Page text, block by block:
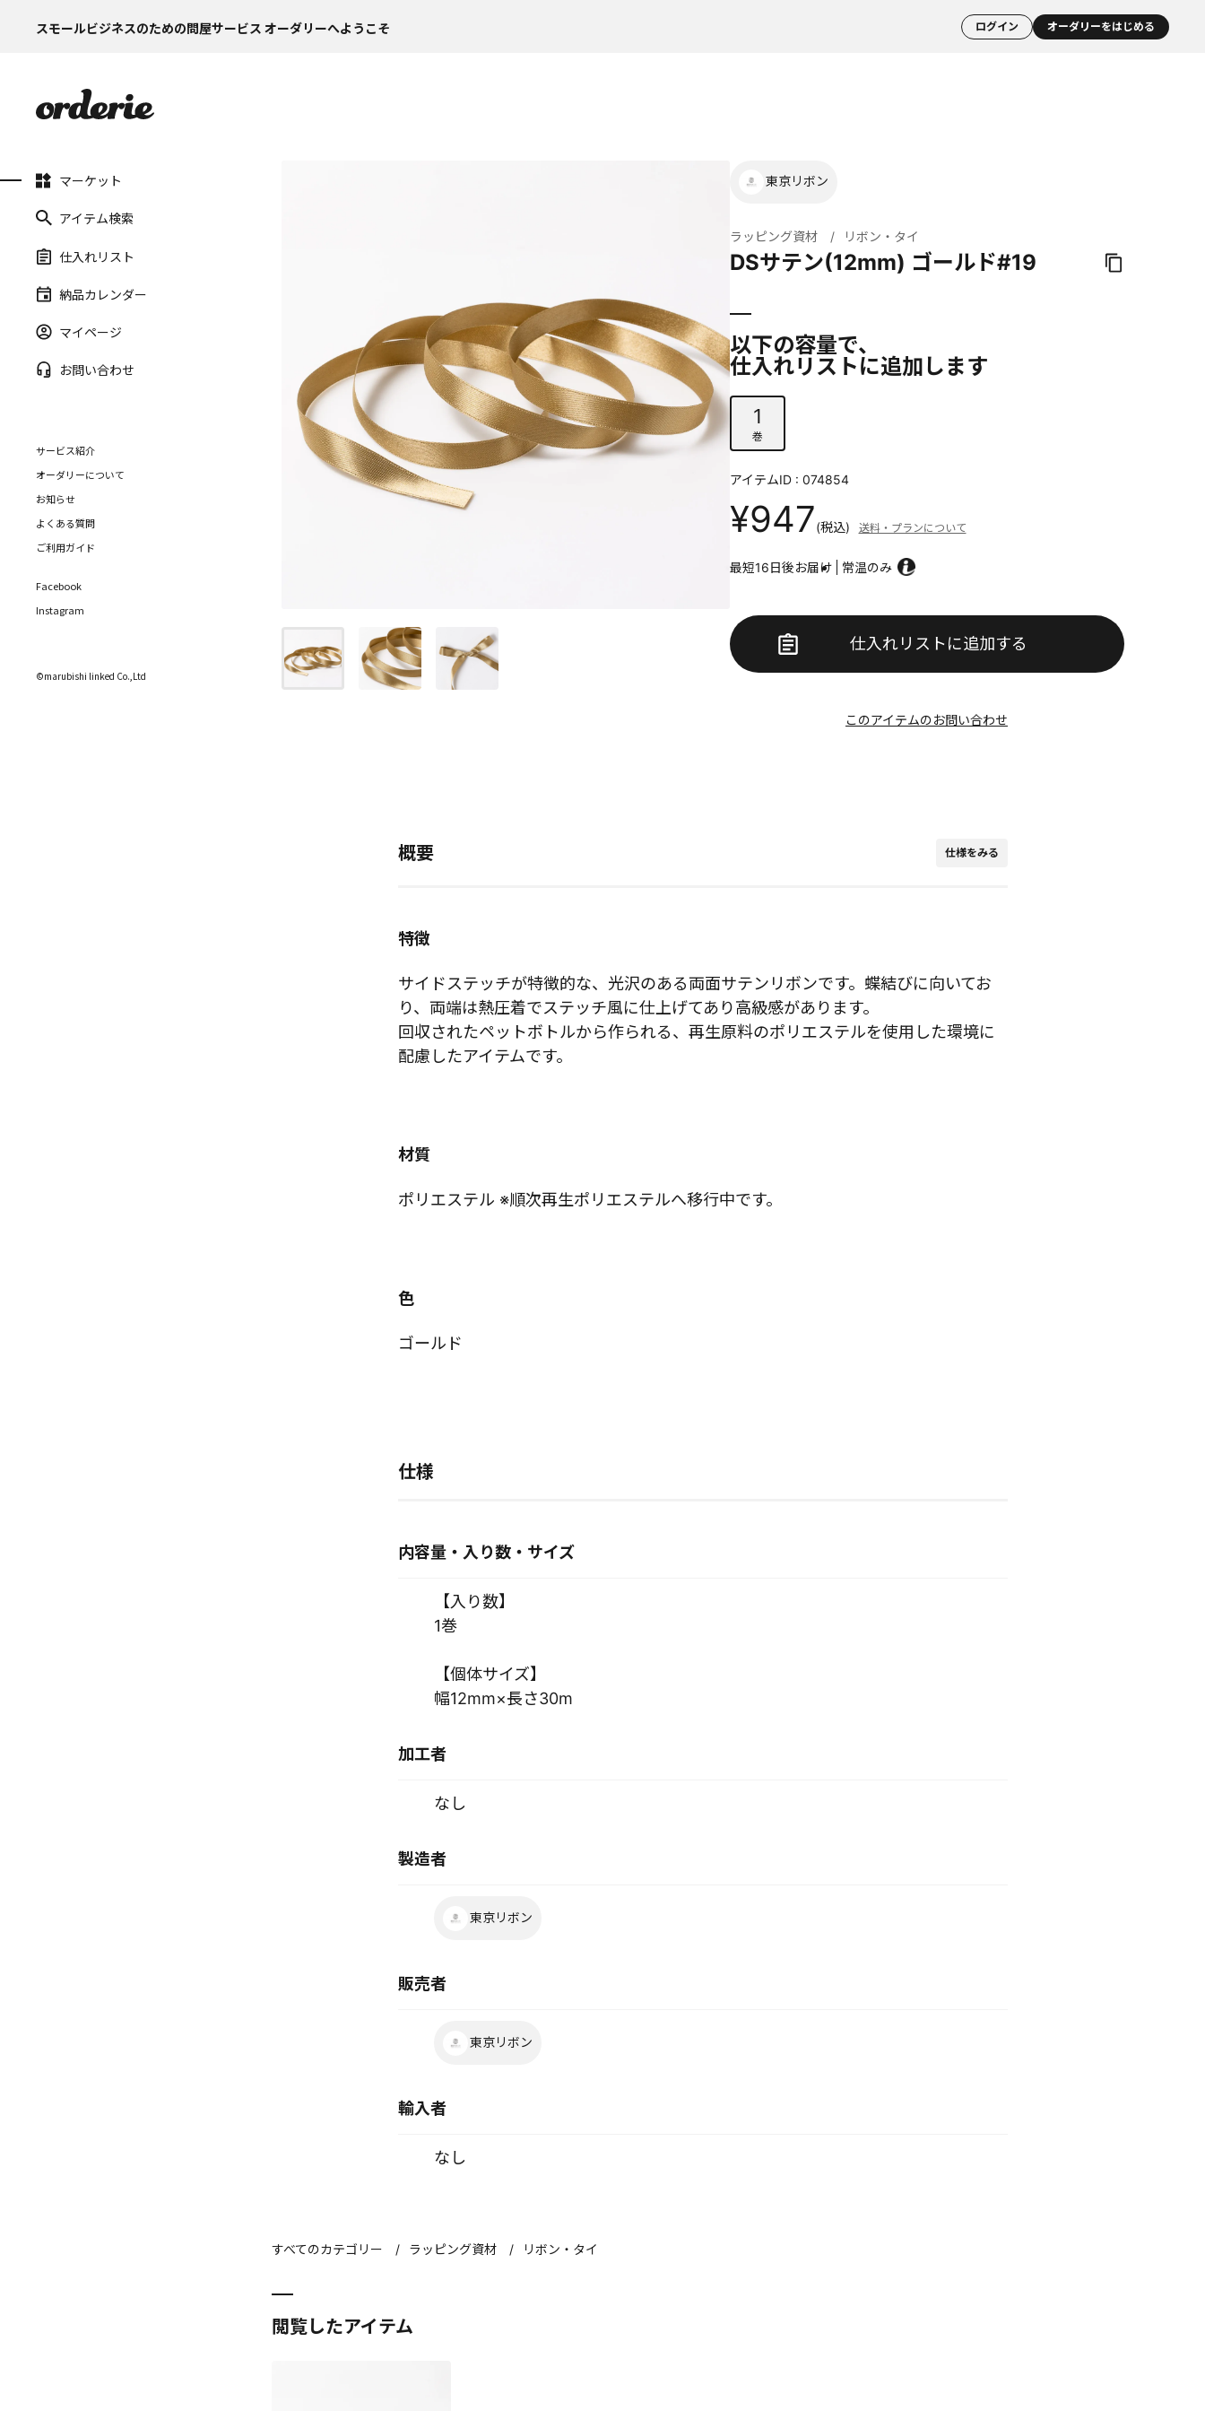
スモールビジネスのための問屋サービス オーダリーへようこそ ログイン オーダリーをはじめる
マーケット
アイテム検索
仕入れリスト
納品カレンダー
マイページ
お問い合わせ
サービス紹介
オーダリーについて
お知らせ
よくある質問
ご利用ガイド
Facebook
Instagram
©marubishi linked Co.,Ltd
東京リボン
ラッピング資材 リボン・タイ
DSサテン(12mm) ゴールド#19
以下の容量で、
仕入れリストに追加します
1
巻
アイテムID : 074854
¥947(税込) 送料・プランについて
最短16日後お届け 常温のみ
仕入れリストに追加する
このアイテムのお問い合わせ
概要 仕様をみる
特徴
サイドステッチが特徴的な、光沢のある両面サテンリボンです。蝶結びに向いてお
り、両端は熱圧着でステッチ風に仕上げてあり高級感があります。
回収されたペットボトルから作られる、再生原料のポリエステルを使用した環境に
配慮したアイテムです。
材質
ポリエステル ※順次再生ポリエステルへ移行中です。
色
ゴールド
仕様
内容量・入り数・サイズ
【入り数】
1巻
【個体サイズ】
幅12mm×長さ30m
加工者
なし
製造者
東京リボン
販売者
東京リボン
輸入者
なし
すべてのカテゴリー ラッピング資材 リボン・タイ
閲覧したアイテム